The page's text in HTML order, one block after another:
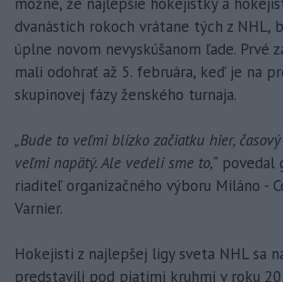
dvanástich rokoch vrátane tých z NHL,
úplne novom nevyskúšanom ľade. Prvé
mali odohrať až 5. februára, keď je na
skupinovej fázy ženského turnaja.
„Bude to veľmi blízko začiatku hier,
veľmi napätý. Ale vedeli sme to,“ povedal
riaditeľ organizačného výboru Miláno -
Varnier.
Hokejisti z najlepšej ligy sveta NHL sa
predstavili pod piatimi kruhmi v roku